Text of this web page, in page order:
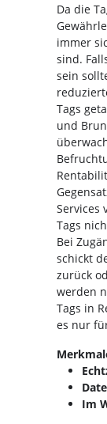
Da die
immer
sind.
sein
Tags
und
Services
Tags
Bei
schickt
zurück
werden
Tags in
es nur
Im